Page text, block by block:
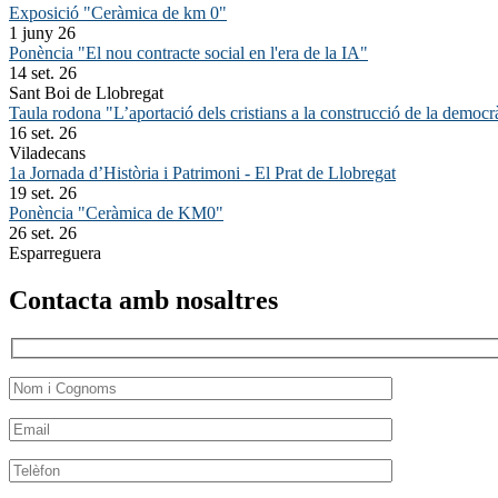
Exposició "Ceràmica de km 0"
1 juny 26
Ponència "El nou contracte social en l'era de la IA"
14 set. 26
Sant Boi de Llobregat
Taula rodona "L’aportació dels cristians a la construcció de la
16 set. 26
Viladecans
1a Jornada d’Història i Patrimoni - El Prat de Llobregat
19 set. 26
Ponència "Ceràmica de KM0"
26 set. 26
Esparreguera
Contacta amb nosaltres